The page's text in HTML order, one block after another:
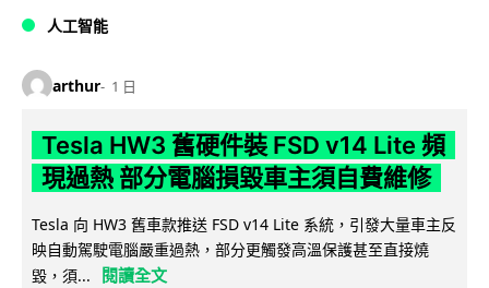
人工智能
arthur 1 日
Tesla HW3 舊硬件裝 FSD v14 Lite 頻
現過熱 部分電腦損毀車主須自費維修
Tesla 向 HW3 舊車款推送 FSD v14 Lite 系統，引發大量車主反
映自動駕駛電腦嚴重過熱，部分更觸發高溫保護甚至直接燒
毀，須...
閱讀全文